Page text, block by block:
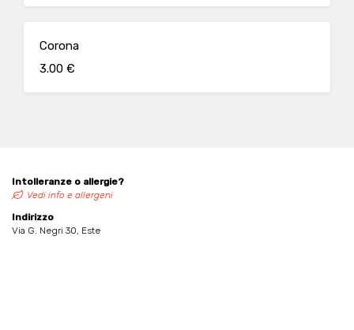
Corona
3.00 €
Intolleranze o allergie?
Vedi info e allergeni
Indirizzo
Via G. Negri 30, Este